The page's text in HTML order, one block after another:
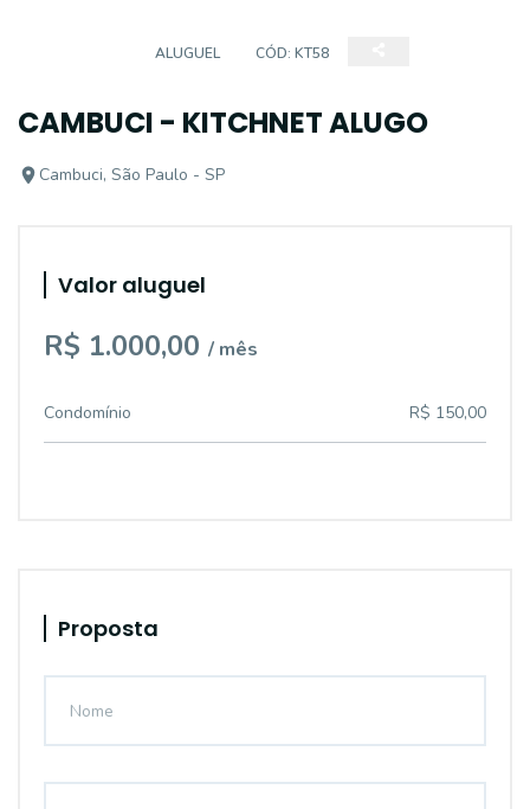
ALUGUEL CÓD: KT58
CAMBUCI - KITCHNET ALUGO
Cambuci, São Paulo - SP
Valor aluguel
R$ 1.000,00 / mês
Condomínio R$ 150,00
Proposta